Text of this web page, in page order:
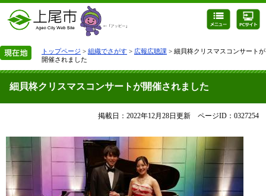
トップページ > 組織でさがす > 広報広聴課 > 細貝柊クリスマスコンサートが
開催されました
細貝柊クリスマスコンサートが開催されました
掲載日：2022年12月28日更新 ページID：0327254